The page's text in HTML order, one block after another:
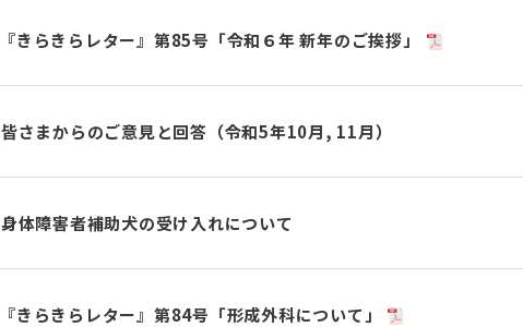
『きらきらレター』第85号「令和６年 新年のご挨拶」
皆さまからのご意見と回答（令和5年10月, 11月）
身体障害者補助犬の受け入れについて
『きらきらレター』第84号「形成外科について」